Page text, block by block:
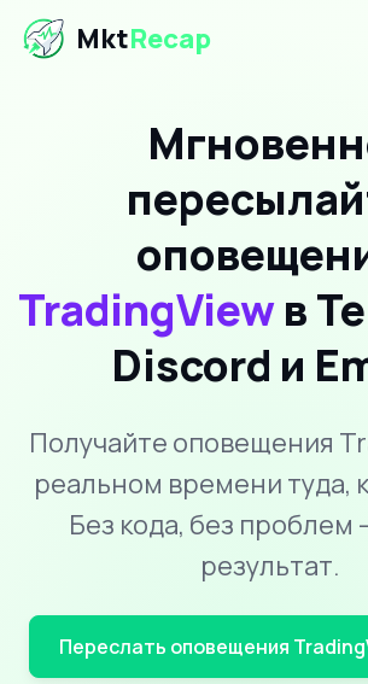
MktRecap
TradingViewв
Discord и
Получайте оповещения
реальном времени туда,
Без кода, без проблем
результат.
Переслать оповещения